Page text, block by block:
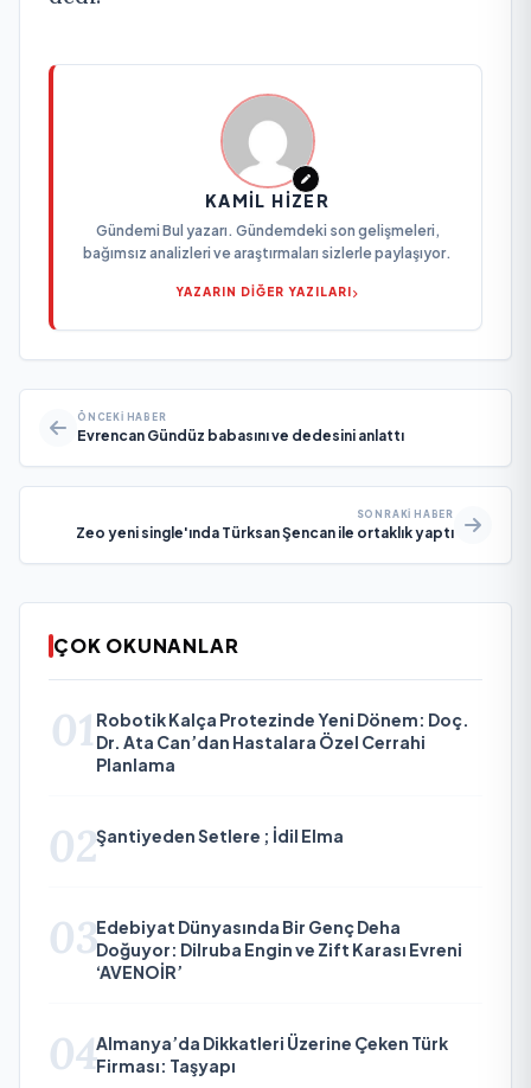
KAMIL HIZER
Gündemi Bul yazarı. Gündemdeki son gelişmeleri,
bağımsız analizleri ve araştırmaları sizlerle paylaşıyor.
YAZARIN DİĞER YAZILARI
ÖNCEKI HABER
Evrencan Gündüz babasını ve dedesini anlattı
SONRAKI HABER
Zeo yeni single'ında Türksan Şencan ile ortaklık yaptı
ÇOK OKUNANLAR
01 Robotik Kalça Protezinde Yeni Dönem: Doç.
Dr. Ata Can’dan Hastalara Özel Cerrahi
Planlama
02Şantiyeden Setlere ; İdil Elma
03Edebiyat Dünyasında Bir Genç Deha
Doğuyor: Dilruba Engin ve Zift Karası Evreni
‘AVENOİR’
04Almanya’da Dikkatleri Üzerine Çeken Türk
Firması: Taşyapı